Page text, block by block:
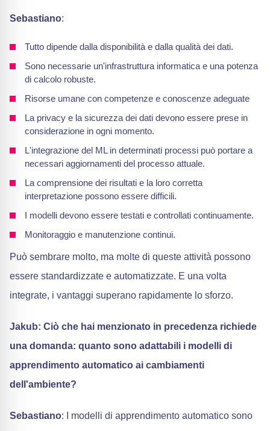
Sebastiano:
Tutto dipende dalla disponibilità e dalla qualità dei dati.
Sono necessarie un'infrastruttura informatica e una potenza
di calcolo robuste.
Risorse umane con competenze e conoscenze adeguate
La privacy e la sicurezza dei dati devono essere prese in
considerazione in ogni momento.
L'integrazione del ML in determinati processi può portare a
necessari aggiornamenti del processo attuale.
La comprensione dei risultati e la loro corretta
interpretazione possono essere difficili.
I modelli devono essere testati e controllati continuamente.
Monitoraggio e manutenzione continui.
Può sembrare molto, ma molte di queste attività possono
essere standardizzate e automatizzate. E una volta
integrate, i vantaggi superano rapidamente lo sforzo.
Jakub: Ciò che hai menzionato in precedenza richiede
una domanda: quanto sono adattabili i modelli di
apprendimento automatico ai cambiamenti
dell'ambiente?
Sebastiano: I modelli di apprendimento automatico sono